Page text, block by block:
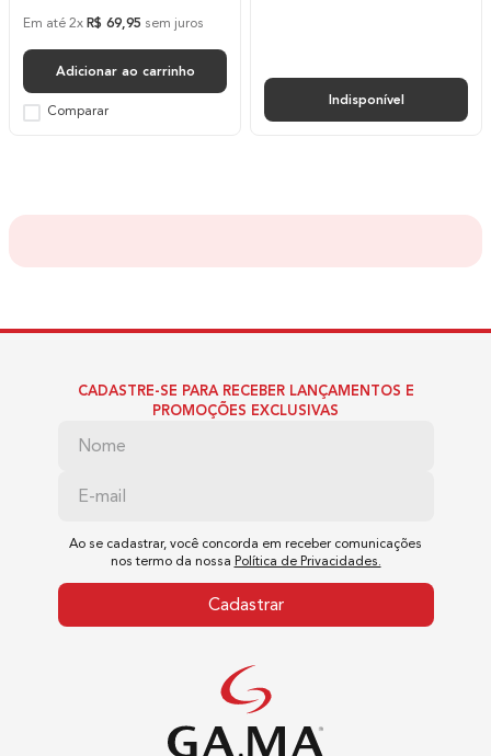
Em até 2x R$ 69,95 sem juros
Adicionar ao carrinho
Comparar
Indisponível
CADASTRE-SE PARA RECEBER LANÇAMENTOS E
PROMOÇÕES EXCLUSIVAS
Ao se cadastrar, você concorda em receber comunicações
nos termo da nossa Política de Privacidades.
Cadastrar